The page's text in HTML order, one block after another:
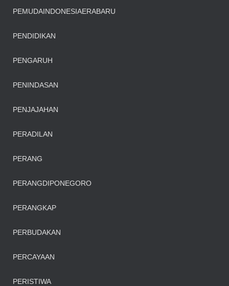
PEMUDAINDONESIAERABARU
PENDIDIKAN
PENGARUH
PENINDASAN
PENJAJAHAN
PERADILAN
PERANG
PERANGDIPONEGORO
PERANGKAP
PERBUDAKAN
PERCAYAAN
PERISTIWA